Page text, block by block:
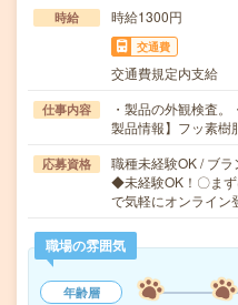
時給 時給1300円
交通費
交通費規定内支給
仕事内容
・製品の外観検査
製品情報】フッ素
応募資格
職種未経験OK / ブ
◆未経験OK！〇ま
で気軽にオンライ
職場の雰囲気
年齢層